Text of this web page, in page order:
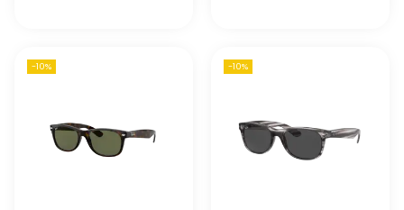
-10% -10%